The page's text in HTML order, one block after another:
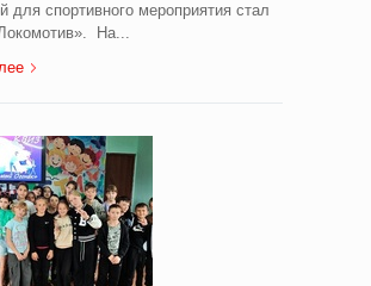
для спортивного мероприятия стал
На...